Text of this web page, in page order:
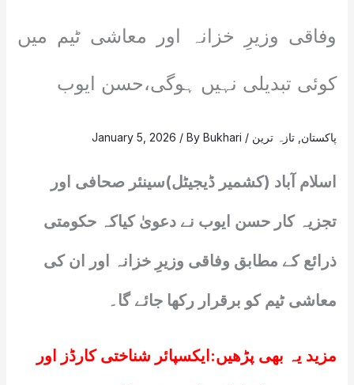
وفاقی وزیرِ خزانہ اور معاشی ٹیم میں
کوئی تبدیلی نہیں ہوگی،حسن ایوب
پاکستان تازہ ترین /
January 5, 2026 / ByBukhari
اسلام آباد (کشمیر ڈیجیٹل)سینئر صحافی اور
تجزیہ کار حسن ایوب نے دعویٰ کیاکہ حکومتی
ذرائع کے مطابق وفاقی وزیرِ خزانہ اور ان کی
معاشی ٹیم کو برقرار رکھا جائے گا۔
مزید یہ بھی پڑھیں: ایکسپائر شناختی کارڈز اور